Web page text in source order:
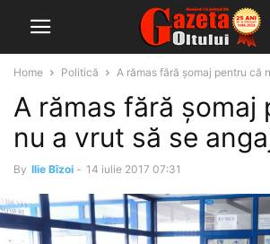
Home Politică A rămas fără şomaj pentru că
A rămas fără şomaj
nu a vrut să se
By Ilie Bîzoi - 14 iulie 2017 07:31